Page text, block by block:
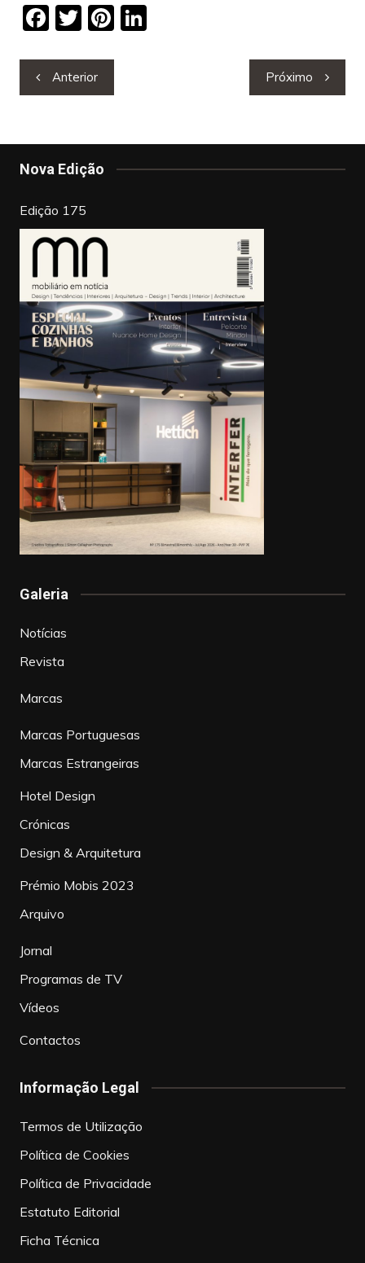
F
c
e
o
o
k
T
itt
er
Pi
er
e
Li
n
Navegação
de
Anterior Próximo
Nova Edição
Edição 175
Galeria
Notícias
Revista
Marcas
Marcas Portuguesas
Marcas Estrangeiras
Hotel Design
Crónicas
Design & Arquitetura
Prémio Mobis 2023
Arquivo
Jornal
Programas de TV
Vídeos
Contactos
Informação Legal
Termos de Utilização
Política de Cookies
Política de Privacidade
Estatuto Editorial
Ficha Técnica